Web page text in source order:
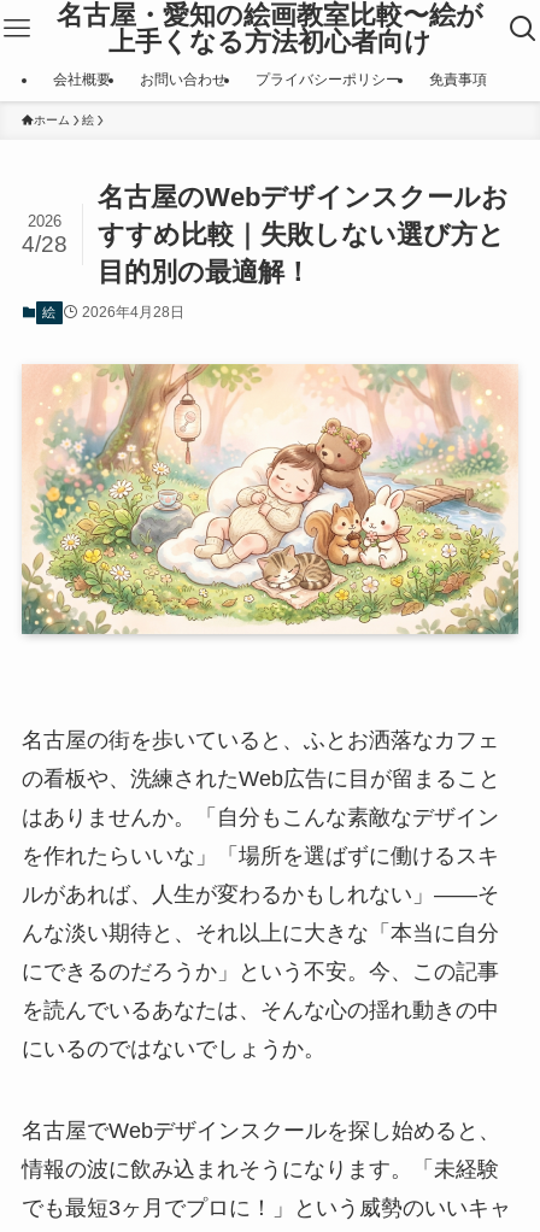
名古屋・愛知の絵画教室比較〜絵が
上手くなる方法初心者向け
会社概要 お問い合わせ プライバシーポリシー 免責事項
ホーム 絵
名古屋のWebデザインスクールお
すすめ比較｜失敗しない選び方と
目的別の最適解！
2026
4/28
絵 2026年4月28日
名古屋の街を歩いていると、ふとお洒落なカフェ
の看板や、洗練されたWeb広告に目が留まること
はありませんか。「自分もこんな素敵なデザイン
を作れたらいいな」「場所を選ばずに働けるスキ
ルがあれば、人生が変わるかもしれない」――そ
んな淡い期待と、それ以上に大きな「本当に自分
にできるのだろうか」という不安。今、この記事
を読んでいるあなたは、そんな心の揺れ動きの中
にいるのではないでしょうか。
名古屋でWebデザインスクールを探し始めると、
情報の波に飲み込まれそうになります。「未経験
でも最短3ヶ月でプロに！」という威勢のいいキャ